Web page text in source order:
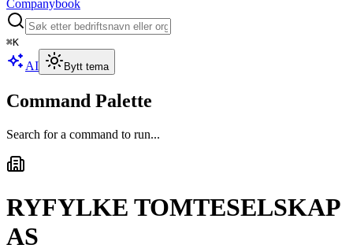
Companybook
⌘K
AI Bytt tema
Command Palette
Search for a command to run...
RYFYLKE TOMTESELSKAP
AS